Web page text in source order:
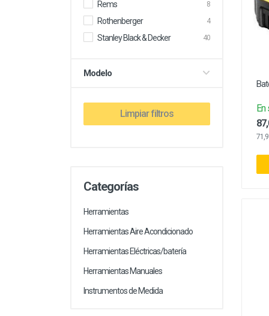
Electricidad
Rems 8
Rothenberger 4
Stanley Black & Decker 40
Modelo
Limpiar filtros
Categorías
Herramientas
Herramientas Aire Acondicionado
Herramientas Eléctricas/batería
Herramientas Manuales
Instrumentos de Medida
En